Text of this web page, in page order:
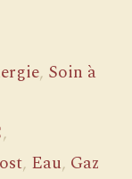
, Soin à
,
, Eau, Gaz